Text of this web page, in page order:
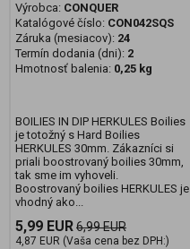
Výrobca: CONQUER
Katalógové číslo: CON042SQS
Záruka (mesiacov): 24
Termín dodania (dni): 2
Hmotnosť balenia: 0,25 kg
BOILIES IN DIP HERKULES Boilies
je totožný s Hard Boilies
HERKULES 30mm. Zákazníci si
priali boostrovaný boilies 30mm,
tak sme im vyhoveli.
Boostrovaný boilies HERKULES je
vhodný ako...
5,99 EUR6,99 EUR
4,87 EUR (Vaša cena bez DPH:)